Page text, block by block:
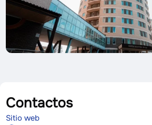
Contactos
Sitio web